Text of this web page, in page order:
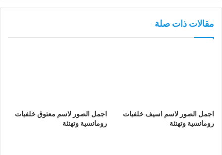
مقالات ذات صلة
اجمل الصور لاسم اسيف خلفيات
رومانسية وتهنئة
اجمل الصور لاسم معتوق خلفيات
رومانسية وتهنئة